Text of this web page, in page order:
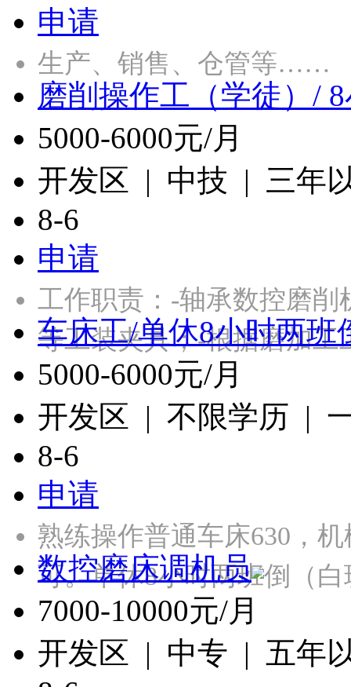
申请
生产、销售、仓管等……
磨削操作工（学徒）/
5000-6000元/月
开发区 | 中技 | 三年
8-6
申请
工作职责：-轴承数控磨
等工装夹具；-根据磨加
车床工/单休8小时两班
5000-6000元/月
开发区 | 不限学历 |
8-6
申请
熟练操作普通车床630，
可。单休8小时两班倒（
数控磨床调机员
7000-10000元/月
开发区 | 中专 | 五年